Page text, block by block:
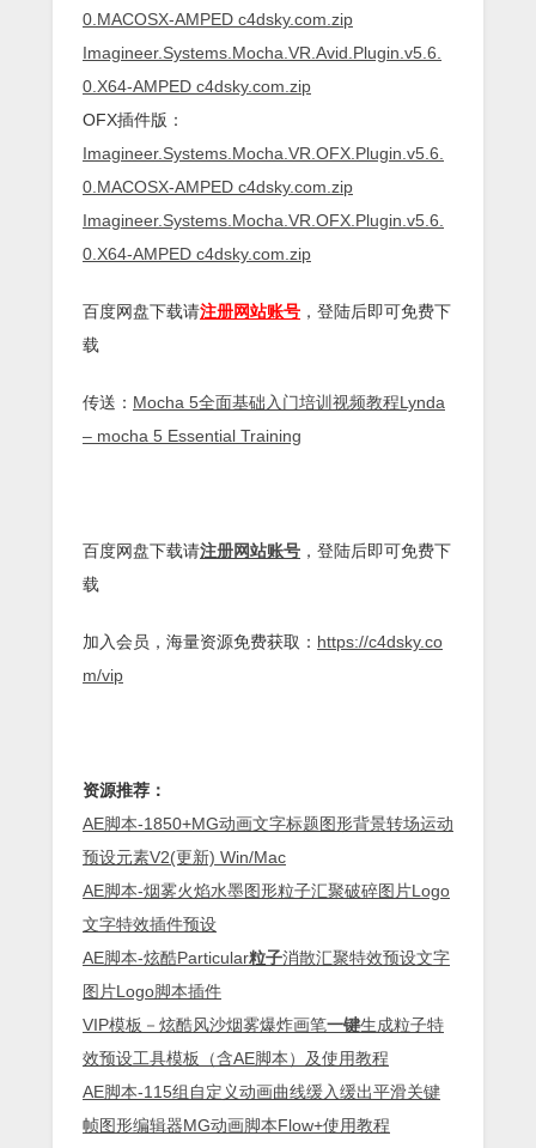
0.MACOSX-AMPED c4dsky.com.zip
Imagineer.Systems.Mocha.VR.Avid.Plugin.v5.6.
0.X64-AMPED c4dsky.com.zip
OFX插件版：
Imagineer.Systems.Mocha.VR.OFX.Plugin.v5.6.
0.MACOSX-AMPED c4dsky.com.zip
Imagineer.Systems.Mocha.VR.OFX.Plugin.v5.6.
0.X64-AMPED c4dsky.com.zip
百度网盘下载请注册网站账号 ，登陆后即可免费下
载
传送： Mocha 5全面基础入门培训视频教程Lynda
– mocha 5 Essential Training
百度网盘下载请注册网站账号 ，登陆后即可免费下
载
加入会员，海量资源免费获取： https://c4dsky.co
m/vip
资源推荐：
AE脚本-1850+MG动画文字标题图形背景转场运动
预设元素V2(更新) Win/Mac
AE脚本-烟雾火焰水墨图形粒子汇聚破碎图片Logo
文字特效插件预设
AE脚本-炫酷Particular粒子消散汇聚特效预设文字
图片Logo脚本插件
VIP模板－炫酷风沙烟雾爆炸画笔一键生成粒子特
效预设工具模板（含AE脚本）及使用教程
AE脚本-115组自定义动画曲线缓入缓出平滑关键
帧图形编辑器MG动画脚本Flow+使用教程